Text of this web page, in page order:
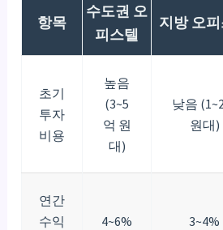
항목
수도권 오
피스텔
지방 오
초기
투자
비용
높음
(3~5
억 원
대)
낮음
원대)
연간
수익
4~6% 3~4%